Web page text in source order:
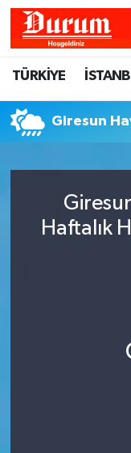
TÜRKİYE
Giresun
Haftalık
Hava Durumu
Namaz
Süper Lig